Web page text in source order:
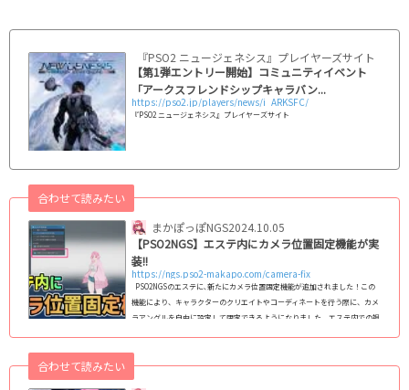
『PSO2 ニュージェネシス』プレイヤーズサイト｜
【第1弾エントリー開始】コミュニティイベント
「アークスフレンドシップキャラバン...
https://pso2.jp/players/news/i_ARKSFC/
『PSO2 ニュージェネシス』プレイヤーズサイト
まかぽっぽNGS
合わせて読みたい
2024.10.05
【PSO2NGS】エステ内にカメラ位置固定機能が実
装!!
https://ngs.pso2-makapo.com/camera-fix
PSO2NGSのエステに､新たにカメラ位置固定機能が追加されました！この
機能により、キャラクターのクリエイトやコーディネートを行う際に、カメ
ラアングルを自由に設定して固定できるようになりました。エステ内での視
定方法エステ内にカメラの固定機能が実装!!【ショート動画】 このショー
ト動画では、カメラ位置の固定機能がどういう機能かや､設定方法につ...
合わせて読みたい